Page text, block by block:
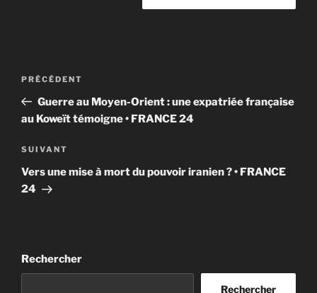
Navigation
l’article
Article
précédent
PRÉCÉDENT
Guerre au Moyen-Orient : une expatriée française
au Koweït témoigne • FRANCE 24
Article
suivant
SUIVANT
Vers une mise à mort du pouvoir iranien ? • FRANCE
24
Rechercher
Rechercher